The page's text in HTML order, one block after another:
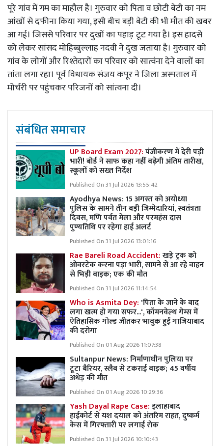
पूरे गांव में गम का माहौल है। गुरुवार को पिता व छोटी बेटी का नम
आंखों से दफीना किया गया, इसी बीच बड़ी बेटी की भी मौत की खबर
आ गई। जिससे परिवार पर दुखों का पहाड़ टूट गया है। इस हादसे
को लेकर सांसद मोहिब्बुल्लाह नदवी ने दुख जताया है। गुरुवार को
गांव के लोगों और रिश्तेदारों का परिवार को सात्वंना देने वालों का
तांता लगा रहा। पूर्व विधायक संजय कपूर ने जिला अस्पताल में
मोर्चरी पर पहुंचकर परिजनों को सांत्वना दी।
संबंधित समाचार
UP Board Exam 2027:पंजीकरण में देरी पड़ी
भारी! बोर्ड ने साफ कहा नहीं बढ़ेगी अंतिम तारीख,
स्कूलों को सख्त निर्देश
Published On 31 Jul 2026 13:55:42
Ayodhya News: 15 अगस्त को अयोध्या
पुलिस के सामने तीन बड़ी जिम्मेदारियां, स्वतंत्रता
दिवस, मणि पर्वत मेला और परमहंस दास
पुण्यतिथि पर रहेगा हाई अलर्ट
Published On 31 Jul 2026 13:01:16
Rae Bareli Road Accident:खड़े ट्रक को
ओवरटेक करना पड़ा भारी, सामने से आ रहे वाहन
से भिड़ी बाइक; एक की मौत
Published On 31 Jul 2026 11:14:54
Who is Asmita Dey: 'पिता के जाने के बाद
लगा खत्म हो गया सफर...', कॉमनवेल्थ गेम्स में
ऐतिहासिक गोल्ड जीतकर भावुक हुईं गाजियाबाद
की दरोगा
Published On 01 Aug 2026 11:07:38
Sultanpur News: निर्माणाधीन पुलिया पर
टूटा बैरियर, स्लैब से टकराई बाइक; 45 वर्षीय
अधेड़ की मौत
Published On 01 Aug 2026 10:29:36
Yash Dayal Rape Case:इलाहाबाद
हाईकोर्ट से यश दयाल को अंतरिम राहत, दुष्कर्म
केस में गिरफ्तारी पर लगाई रोक
Published On 31 Jul 2026 10:10:43